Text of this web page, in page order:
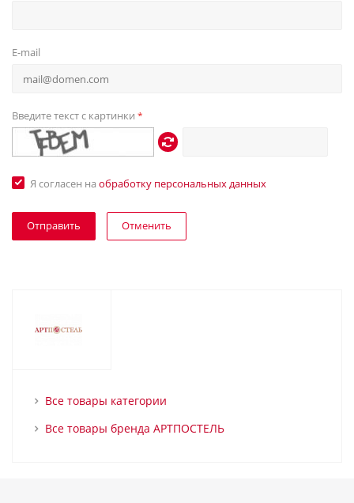
E-mail
Введите текст с картинки *
Я согласен на обработку персональных данных
Отменить
Все товары категории
Все товары бренда АРТПОСТЕЛЬ